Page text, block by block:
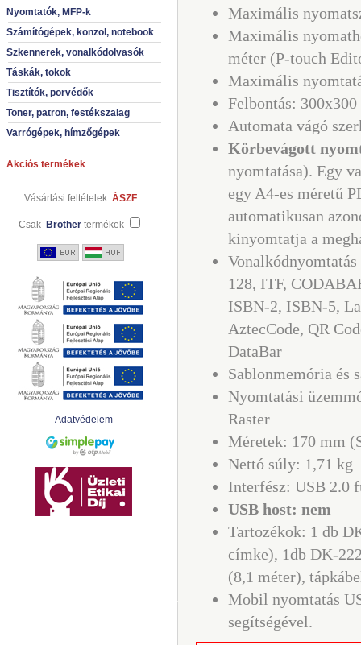
Nyomtatók, MFP-k
Számítógépek, konzol, notebook
Szkennerek, vonalkódolvasók
Táskák, tokok
Tisztítók, porvédők
Toner, patron, festékszalag
Varrógépek, hímzőgépek
Akciós termékek
Vásárlási feltételek: ÁSZF
Csak Brother termékek
Adatvédelem
Maximális
Maximális
méter (P-touch
Maximális
Felbontás:
Automata vágó
Körbevágott
nyomtatása). Egy
egy A4-es méretű
automatikusan
kinyomtatja a
128, ITF,
ISBN-2, ISBN-5,
AztecCode, QR
DataBar
Sablonmemória és
Nyomtatási
Raster
Méretek: 170 mm
Nettó súly: 1,71 kg
Interfész: USB 2.0
USB host: nem
Tartozékok: 1 db
címke), 1db DK-
(8,1 méter),
Mobil nyomtatás
segítségével.